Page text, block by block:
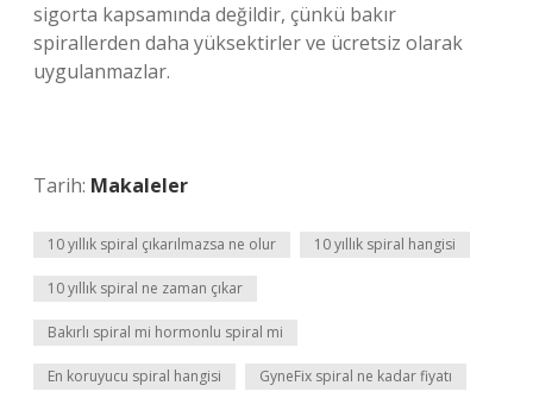
sigorta kapsamında değildir, çünkü bakır
spirallerden daha yüksektirler ve ücretsiz olarak
uygulanmazlar.
Tarih: Makaleler
10 yıllık spiral çıkarılmazsa ne olur 10 yıllık spiral hangisi
10 yıllık spiral ne zaman çıkar
Bakırlı spiral mi hormonlu spiral mi
En koruyucu spiral hangisi GyneFix spiral ne kadar fiyatı